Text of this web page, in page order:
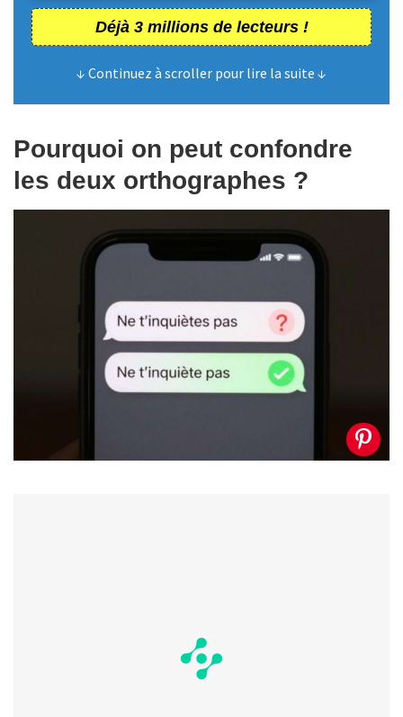
Déjà 3 millions de lecteurs !
↓ Continuez à scroller pour lire la suite ↓
Pourquoi on peut confondre
les deux orthographes ?